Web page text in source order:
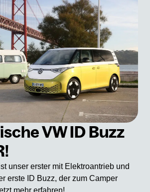
VW ID Buzz
unser erster mit Elektroantrieb und
erste ID Buzz, der zum Camper